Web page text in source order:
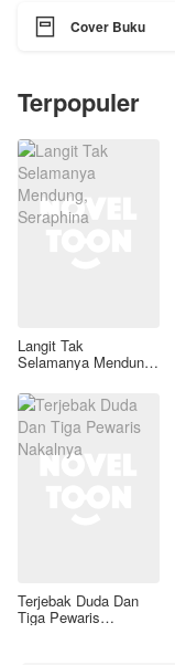
 Cover Buku
Terpopuler
Langit Tak
Selamanya Mendung,
Terjebak Duda Dan
Tiga Pewaris